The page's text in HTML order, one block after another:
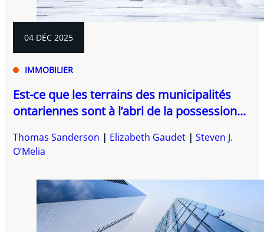
04 DÉC 2025
IMMOBILIER
Est-ce que les terrains des municipalités
ontariennes sont à l’abri de la possession...
Thomas Sanderson Elizabeth Gaudet
Steven J.
O’Melia